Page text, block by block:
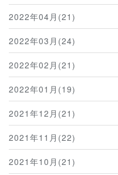
2022年04月(21)
2022年03月(24)
2022年02月(21)
2022年01月(19)
2021年12月(21)
2021年11月(22)
2021年10月(21)